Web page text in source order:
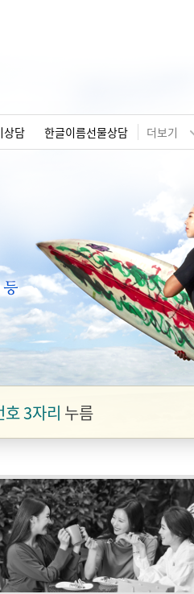
상담 한글이름선물상담 더보기
3자리 누름